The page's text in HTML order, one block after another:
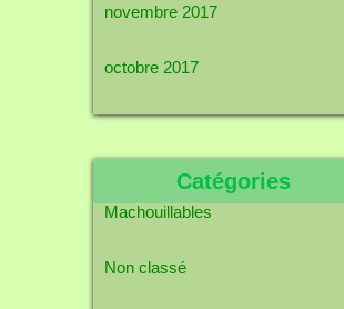
novembre 2017
octobre 2017
Catégories
Machouillables
Non classé